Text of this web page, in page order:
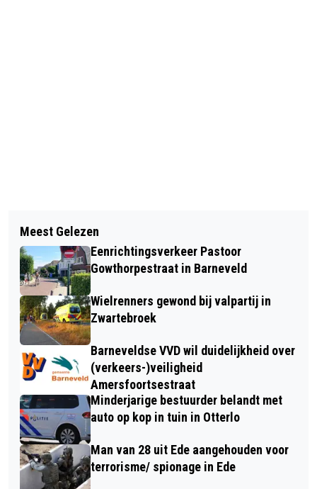
INLOOPSPREEKUUR OV-
AMBASSADEURS | 17 JANUARI
VELUWEHAL
GELDERSE BOEREN INVESTEREN
MILJOENEN IN VOLDOENDE WATER
VOOR HUN PERCELEN
Meest Gelezen
Eenrichtingsverkeer Pastoor
Gowthorpestraat in Barneveld
Wielrenners gewond bij valpartij in
Zwartebroek
Barneveldse VVD wil duidelijkheid over
(verkeers-)veiligheid
Amersfoortsestraat
Minderjarige bestuurder belandt met
auto op kop in tuin in Otterlo
Man van 28 uit Ede aangehouden voor
terrorisme/ spionage in Ede